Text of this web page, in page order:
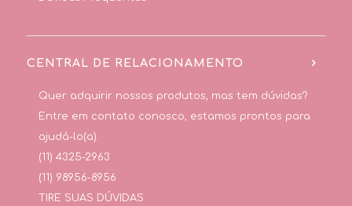
CENTRAL DE RELACIONAMENTO
Quer adquirir nossos produtos, mas tem dúvidas?
Entre em contato conosco, estamos prontos para
ajudá-lo(a).
(11) 4325-2963
(11) 98956-8956
TIRE SUAS DÚVIDAS